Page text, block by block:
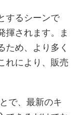
するシーンで
揮されます。ま
ため、より多く
れにより、販売
で、最新のキ